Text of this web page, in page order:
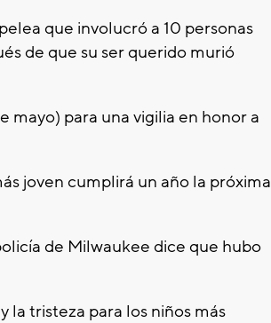
que involucró a 10 personas
de que su ser querido murió
mayo) para una vigilia en honor a
joven cumplirá un año la próxima
de Milwaukee dice que hubo
la tristeza para los niños más